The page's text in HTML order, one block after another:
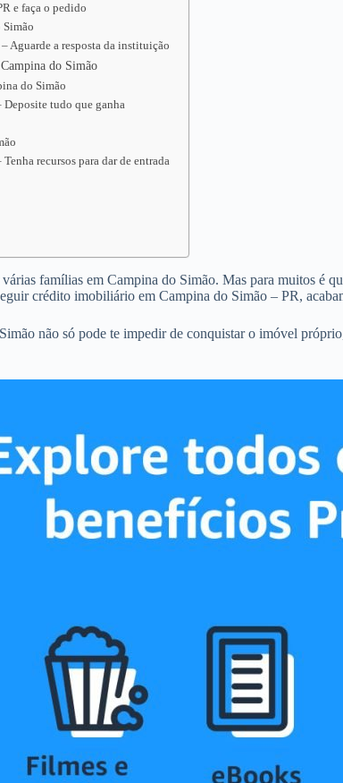
e faça o pedido
Simão
Aguarde a resposta da instituição
do Simão
do Simão
tudo que ganha
recursos para dar de entrada
famílias em Campina do Simão. Mas para muitos é
crédito imobiliário em Campina do Simão – PR,
não só pode te impedir de conquistar o imóvel